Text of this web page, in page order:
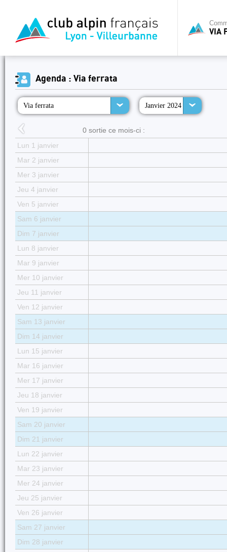
VIA
Agenda : Via ferrata
Via ferrata Janvier 2024
0 sortie ce mois-ci :
Lun 1 janvier
Mar 2 janvier
Mer 3 janvier
Jeu 4 janvier
Ven 5 janvier
Sam 6 janvier
Dim 7 janvier
Lun 8 janvier
Mar 9 janvier
Mer 10 janvier
Jeu 11 janvier
Ven 12 janvier
Sam 13 janvier
Dim 14 janvier
Lun 15 janvier
Mar 16 janvier
Mer 17 janvier
Jeu 18 janvier
Ven 19 janvier
Sam 20 janvier
Dim 21 janvier
Lun 22 janvier
Mar 23 janvier
Mer 24 janvier
Jeu 25 janvier
Ven 26 janvier
Sam 27 janvier
Dim 28 janvier